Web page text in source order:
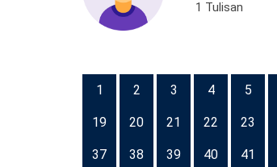
1 Tulisan
1 2 3 4 5
19 20 21 22 23
37 38 39 40 41